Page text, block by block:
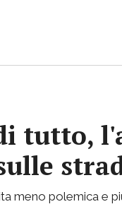
tutto,
meno polemica e